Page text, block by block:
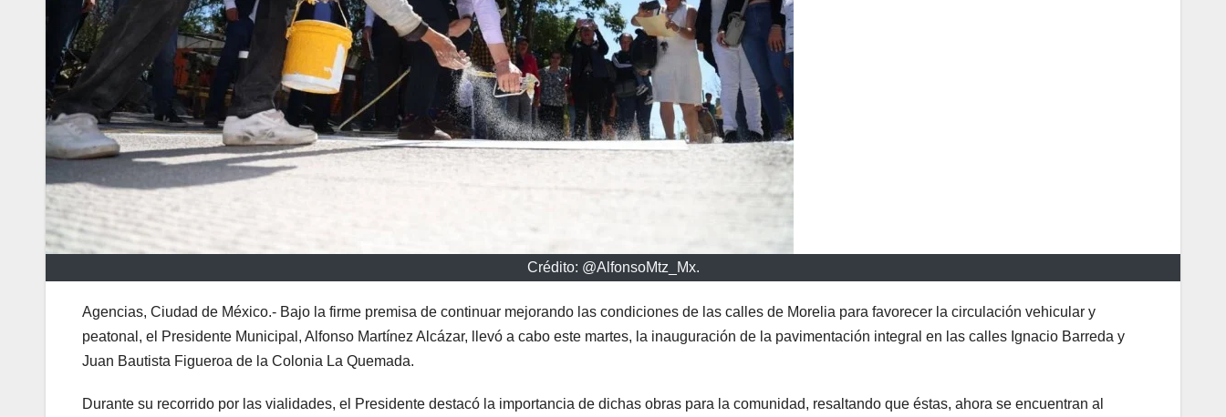
Crédito: @AlfonsoMtz_Mx.
Agencias, Ciudad de México.- Bajo la firme premisa de continuar mejorando las condiciones de las calles de Morelia para favorecer la circulación vehicular y
peatonal, el Presidente Municipal, Alfonso Martínez Alcázar, llevó a cabo este martes, la inauguración de la pavimentación integral en las calles Ignacio Barreda y
Juan Bautista Figueroa de la Colonia La Quemada.
Durante su recorrido por las vialidades, el Presidente destacó la importancia de dichas obras para la comunidad, resaltando que éstas, ahora se encuentran al